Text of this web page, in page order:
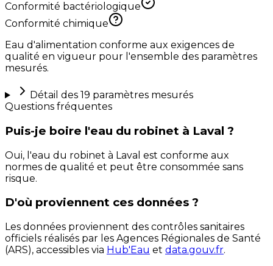
Conformité bactériologique
Conformité chimique
Eau d'alimentation conforme aux exigences de
qualité en vigueur pour l'ensemble des paramètres
mesurés.
Détail des 19 paramètres mesurés
Questions fréquentes
Puis-je boire l'eau du robinet à Laval ?
Oui, l'eau du robinet à Laval est conforme aux
normes de qualité et peut être consommée sans
risque.
D'où proviennent ces données ?
Les données proviennent des contrôles sanitaires
officiels réalisés par les Agences Régionales de Santé
(ARS), accessibles via Hub'Eau et data.gouv.fr.